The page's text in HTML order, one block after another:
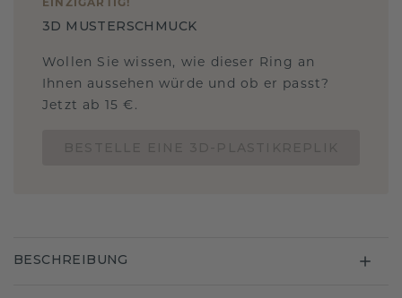
3D MUSTERSCHMUCK
Wollen Sie wissen, wie dieser Ring an
Ihnen aussehen würde und ob er passt?
Jetzt ab 15 €.
BESCHREIBUNG